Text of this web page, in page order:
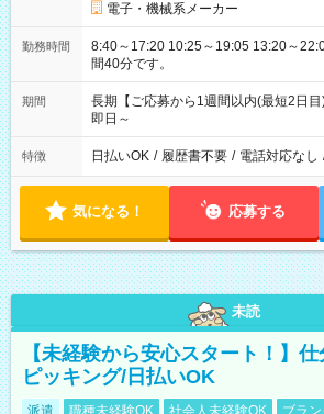
電子・機械系メーカー
勤務時間
8:40～17:20 10:25～19:05 13:20～22:00 ※表記のうち実働
間40分です。
期間
長期【ご応募から1週間以内(最短2日目
即日～
特徴 日払いOK / 履歴書不要 / 電話対応なし
気になる！ 応募する
未読
【未経験から安心スタート！】仕
ピッキング/日払いOK
派遣 職種未経験OK 社会人未経験OK ブラ